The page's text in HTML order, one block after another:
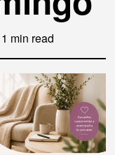
1 min read